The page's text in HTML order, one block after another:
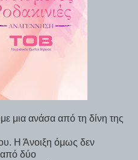
μια ανάσα από τη δίνη της
Η Άνοιξη όμως δεν
από δύο